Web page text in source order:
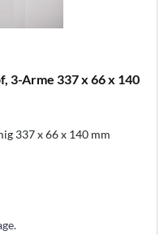
3-Arme 337 x 66 x 140
337 x 66 x 140 mm